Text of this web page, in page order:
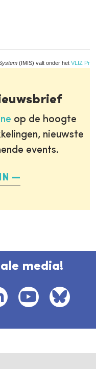
(IMIS) valt onder het VLIZ
op de hoogte
nieuwste
events.
media!